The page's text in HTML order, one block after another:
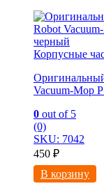
Корпусные
Vacuum-Mop
0 out of 5
(0)
SKU: 7042
450 ₽
В корзину